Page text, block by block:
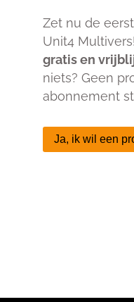
Zet nu de
Unit4 Multivers!
gratis en
niets? Geen
abonnement
Ja, ik wil een